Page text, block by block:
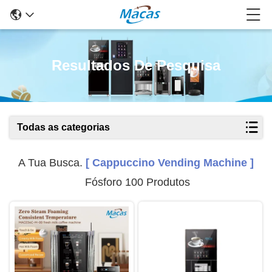
Resultados De Pesquisa
Todas as categorias
A Tua Busca. [ Cappuccino Vending Machine ]
Fósforo 100 Produtos